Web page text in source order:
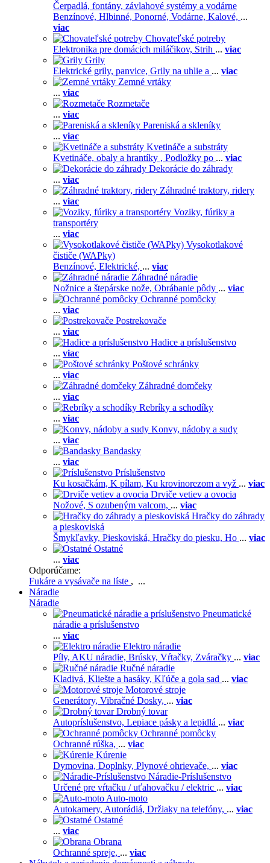
Čerpadlá, fontány, závlahové systémy a vodárne
Benzínové, Hlbinné, Ponorné, Vodárne, Kalové, ...
viac
Chovateľské potreby
Elektronika pre domácich miláčikov, Strih ... viac
Grily
Elektrické grily, panvice, Grily na uhlie a ... viac
Zemné vrtáky
... viac
Rozmetače
... viac
Pareniská a skleníky
... viac
Kvetináče a substráty
Kvetináče, obaly a hrantíky , Podložky po ... viac
Dekorácie do záhrady
... viac
Záhradné traktory, ridery
... viac
Voziky, fúriky a
transportéry
... viac
Vysokotlakové
čističe (WAPky)
Benzínové, Elektrické, ... viac
Záhradné náradie
Nožnice a štepárske nože, Obrábanie pôdy ... viac
Ochranné pomôcky
... viac
Postrekovače
... viac
Hadice a príslušenstvo
... viac
Poštové schránky
... viac
Záhradné domčeky
... viac
Rebríky a schodíky
... viac
Konvy, nádoby a sudy
... viac
Bandasky
... viac
Príslušenstvo
Ku kosačkám, K pílam, Ku krovinorezom a vyž ... viac
Drviče vetiev a ovocia
Nožové, S ozubeným valcom, ... viac
Hračky do záhrady
a pieskoviská
Šmykľavky, Pieskoviská, Hračky do piesku, Ho ... viac
Ostatné
... viac
Odporúčame:
Fukáre a vysávače na líste , ...
Náradie
Náradie
Pneumatické
náradie a príslušenstvo
... viac
Elektro náradie
Píly, AKU náradie, Brúsky, Vŕtačky, Zváračky ... viac
Ručné náradie
Kladivá, Kliešte a hasáky, Kľúče a gola sad ... viac
Motorové stroje
Generátory, Vibračné Dosky, ... viac
Drobný tovar
Autopríslušenstvo, Lepiace pásky a lepidlá ... viac
Ochranné pomôcky
Ochranné rúška, ... viac
Kúrenie
Dymovina, Doplnky, Plynové ohrievače, ... viac
Náradie-Príslušenstvo
Určené pre vŕtačku / uťahovačku / elektric ... viac
Auto-moto
Autokamery, Autorádiá, Držiaky na telefóny, ... viac
Ostatné
... viac
Obrana
Ochranné spreje, ... viac